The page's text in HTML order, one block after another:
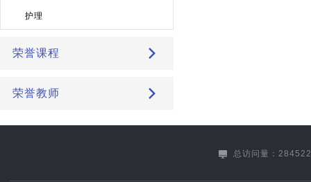
护理
荣誉课程
荣誉教师
总访问量：